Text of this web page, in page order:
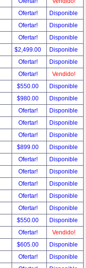
Ofertar!
Disponible
Ofertar!
Disponible
Ofertar!
Disponible
$2,499.00
Disponible
Ofertar!
Disponible
Ofertar!
Vendido!
$550.00
Disponible
$980.00
Disponible
Ofertar!
Disponible
Ofertar!
Disponible
Ofertar!
Disponible
$899.00
Disponible
Ofertar!
Disponible
Ofertar!
Disponible
Ofertar!
Disponible
Ofertar!
Disponible
Ofertar!
Disponible
$550.00
Disponible
Ofertar!
Vendido!
$605.00
Disponible
Ofertar!
Disponible